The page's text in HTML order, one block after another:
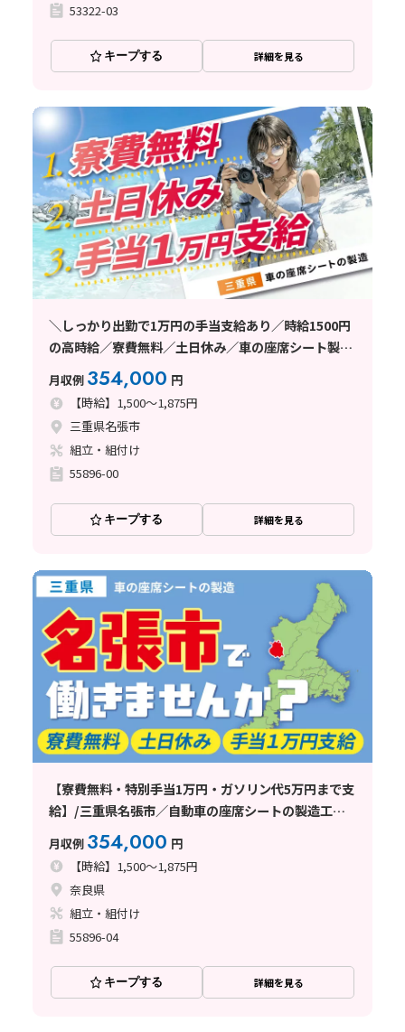
53322-03
キープする 詳細を見る
＼しっかり出勤で1万円の手当支給あり／時給1500円
の高時給／寮費無料／土日休み／車の座席シート製造
〈三重県名張市〉
月収例 354,000 円
【時給】1,500～1,875円
三重県名張市
組立・組付け
55896-00
キープする 詳細を見る
【寮費無料・特別手当1万円・ガソリン代5万円まで支
給】/三重県名張市／自動車の座席シートの製造工場/
天理市/寮費無料/土日休み
月収例 354,000 円
【時給】1,500～1,875円
奈良県
組立・組付け
55896-04
キープする 詳細を見る